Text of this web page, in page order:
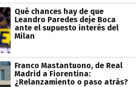
Qué chances hay de que
Leandro Paredes deje Boca
ante el supuesto interés del
Milan
Franco Mastantuono, de Real
Madrid a Fiorentina:
¿Relanzamiento o paso atrás?